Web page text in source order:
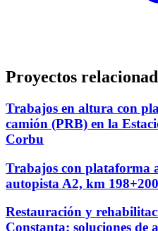
Proyectos
Trabajos en altura con
camión (PRB) en la
Corbu
Trabajos con plataforma
autopista A2, km 198+200
Restauración y
Constanța: soluciones de